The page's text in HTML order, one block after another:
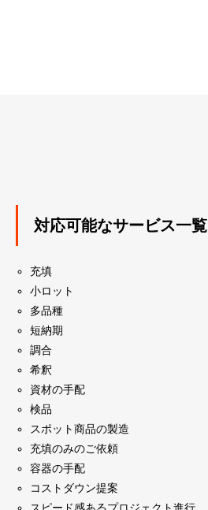
対応可能なサービス一覧
充填
小ロット
多品種
短納期
調合
希釈
資材の手配
検品
スポット商品の製造
充填のみのご依頼
容器の手配
コストダウン提案